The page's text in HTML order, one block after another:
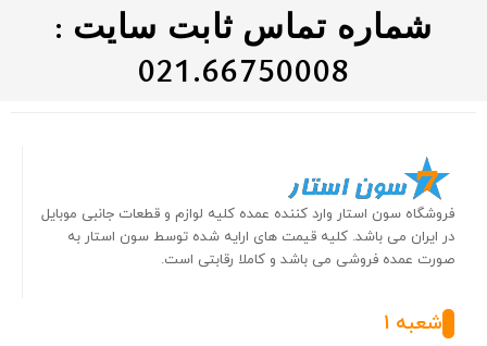
شماره تماس ثابت سایت :
021.66750008
فروشگاه سون استار وارد کننده عمده کلیه لوازم و قطعات جانبی موبایل
در ایران می باشد. کلیه قیمت های ارایه شده توسط سون استار به
صورت عمده فروشی می باشد و کاملا رقابتی است.
شعبه 1